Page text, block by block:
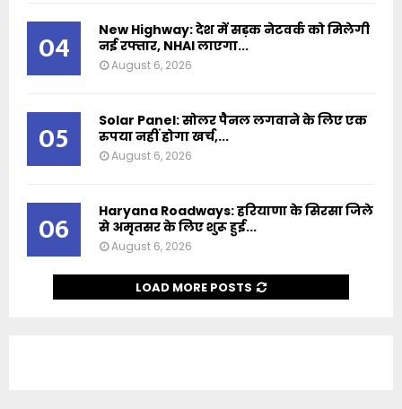
04
New Highway: देश में सड़क नेटवर्क को मिलेगी
नई रफ्तार, NHAI लाएगा...
August 6, 2026
05
Solar Panel: सोलर पैनल लगवाने के लिए एक
रुपया नहीं होगा खर्च,...
August 6, 2026
06
Haryana Roadways: हरियाणा के सिरसा जिले
से अमृतसर के लिए शुरू हुई...
August 6, 2026
LOAD MORE POSTS